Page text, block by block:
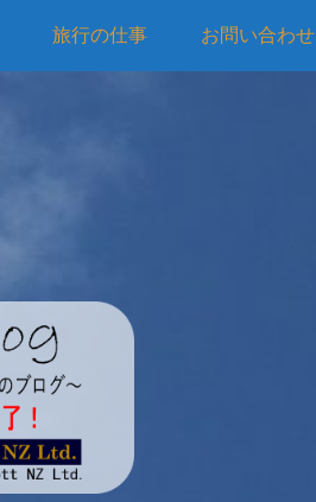
旅行の仕事 お問い合わせ